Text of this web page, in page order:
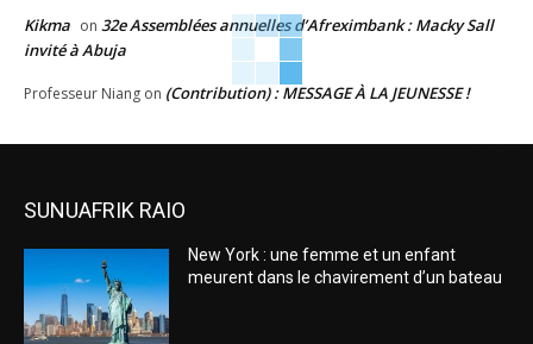
Kikma on 32e Assemblées annuelles d’Afreximbank : Macky Sall
invité à Abuja
Professeur Niang on (Contribution) : MESSAGE À LA JEUNESSE !
SUNUAFRIK RAIO
New York : une femme et un enfant
meurent dans le chavirement d’un bateau